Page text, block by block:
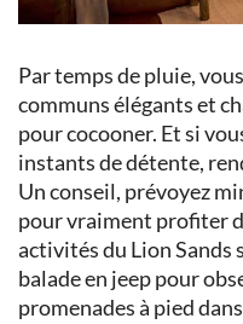
Par temps de pluie,
communs élégants et
pour cocooner. Et si
instants de détente,
Un conseil, prévoyez
pour vraiment profiter
activités du Lion Sands
balade en jeep pour
promenades à pied